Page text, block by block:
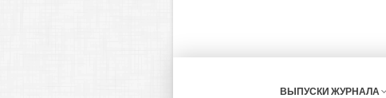
ВЫПУСКИ ЖУРНАЛА